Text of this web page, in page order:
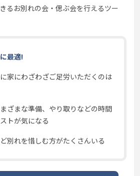
るお別れの会・偲ぶ会を行えるツー
最適!
家にわざわざご足労いただくのは
ざまな準備、やり取りなどの時間
トが気になる
別れを惜しむ方がたくさんいる